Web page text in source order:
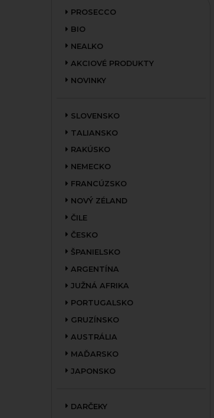
PROSECCO
BIO
NEALKO
AKCIOVÉ PRODUKTY
NOVINKY
SLOVENSKO
TALIANSKO
RAKÚSKO
NEMECKO
FRANCÚZSKO
NOVÝ ZÉLAND
ČILE
ČESKO
ŠPANIELSKO
ARGENTÍNA
JUŽNÁ AFRIKA
PORTUGALSKO
GRUZÍNSKO
AUSTRÁLIA
MAĎARSKO
JAPONSKO
DARČEKY